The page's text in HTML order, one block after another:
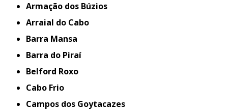
Armação dos Búzios
Arraial do Cabo
Barra Mansa
Barra do Piraí
Belford Roxo
Cabo Frio
Campos dos Goytacazes